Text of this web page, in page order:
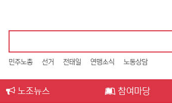
민주노총 선거 전태일 연맹소식 노동상담
노조뉴스 참여마당